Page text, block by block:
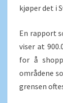
kjøper det i
En rapport
viser at
for å
områdene
grensen